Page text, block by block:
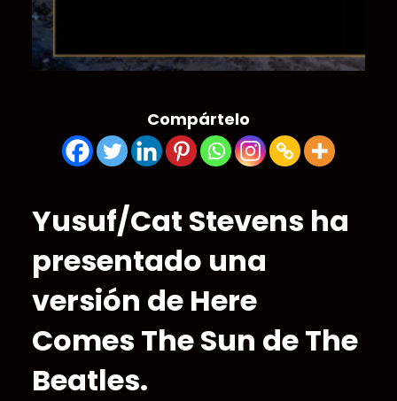
Compártelo
Yusuf/Cat Stevens ha
presentado una
versión de Here
Comes The Sun de The
Beatles.